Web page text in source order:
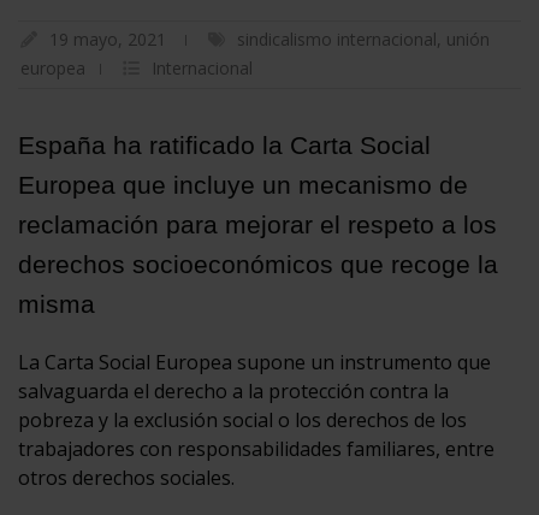
19 mayo, 2021 sindicalismo internacional, unión
europea
Internacional
España ha ratificado la Carta Social
Europea que incluye un mecanismo de
reclamación para mejorar el respeto a los
derechos socioeconómicos que recoge la
misma
La Carta Social Europea supone un instrumento que
salvaguarda el derecho a la protección contra la
pobreza y la exclusión social o los derechos de los
trabajadores con responsabilidades familiares, entre
otros derechos sociales.